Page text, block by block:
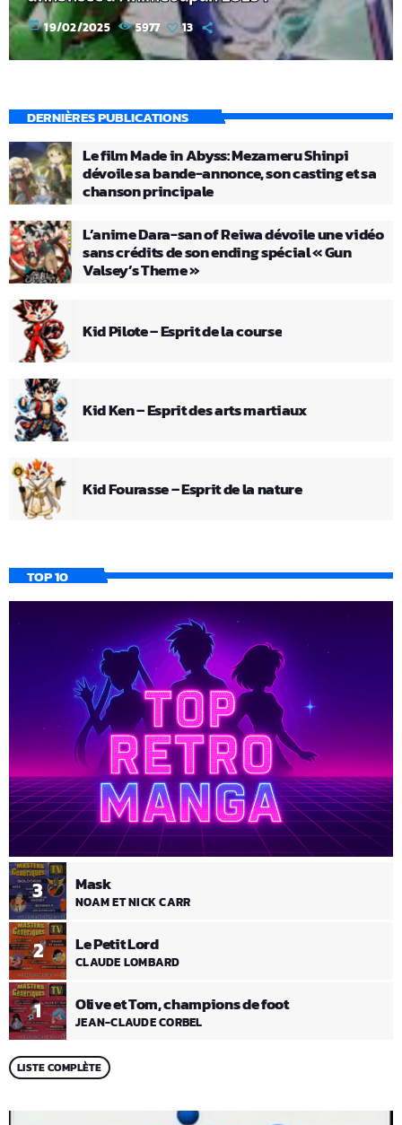
today 19/02/2025 5977 13
DERNIÈRES PUBLICATIONS
Le film Made in Abyss: Mezameru Shinpi
dévoile sa bande-annonce, son casting et sa
chanson principale
L’anime Dara-san of Reiwa dévoile une vidéo
sans crédits de son ending spécial « Gun
Valsey’s Theme »
Kid Pilote – Esprit de la course
Kid Ken – Esprit des arts martiaux
Kid Fourasse – Esprit de la nature
TOP 10
1 Olive et Tom, champions de foot
JEAN-CLAUDE CORBEL
2 Le Petit Lord
CLAUDE LOMBARD
3 Mask
NOAM ET NICK CARR
LISTE COMPLÈTE